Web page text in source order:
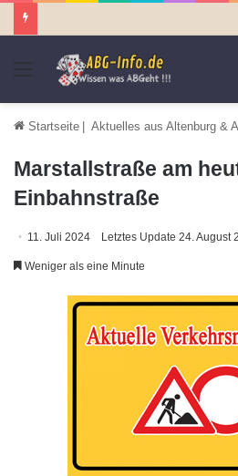
Menü
Startseite | Aktuelles aus Altenburg &
Marstallstraße am
Einbahnstraße
11. Juli 2024 Letztes Update 24. August
Weniger als eine Minute